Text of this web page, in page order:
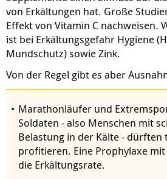
von Erkältungen hat. Große
Effekt von Vitamin C nachweisen.
ist bei Erkältungsgefahr Hygiene
Mundschutz) sowie Zink.
Von der Regel gibt es aber
Marathonläufer und
Soldaten - also Menschen mit
Belastung in der Kälte - dürften
profitieren. Eine Prophylaxe
die Erkältungsrate.